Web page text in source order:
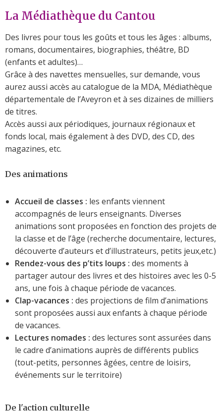
La Médiathèque du Cantou
Des livres pour tous les goûts et tous les âges : albums,
romans, documentaires, biographies, théâtre, BD
(enfants et adultes)…
Grâce à des navettes mensuelles, sur demande, vous
aurez aussi accès au catalogue de la MDA, Médiathèque
départementale de l’Aveyron et à ses dizaines de milliers
de titres.
Accès aussi aux périodiques, journaux régionaux et
fonds local, mais également à des DVD, des CD, des
magazines, etc.
Des animations
Accueil de classes : les enfants viennent
accompagnés de leurs enseignants. Diverses
animations sont proposées en fonction des projets de
la classe et de l’âge (recherche documentaire, lectures,
découverte d’auteurs et d’illustrateurs, petits jeux,etc.)
Rendez-vous des p’tits loups : des moments à
partager autour des livres et des histoires avec les 0-5
ans, une fois à chaque période de vacances.
Clap-vacances : des projections de film d’animations
sont proposées aussi aux enfants à chaque période
de vacances.
Lectures nomades : des lectures sont assurées dans
le cadre d’animations auprès de différents publics
(tout-petits, personnes âgées, centre de loisirs,
événements sur le territoire)
De l'action culturelle